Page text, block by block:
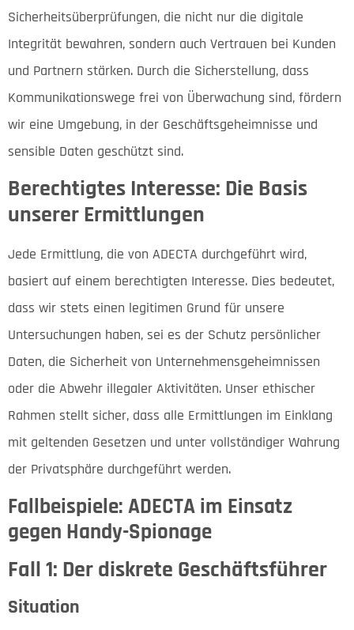
Sicherheitsüberprüfungen, die nicht nur die digitale
Integrität bewahren, sondern auch Vertrauen bei Kunden
und Partnern stärken. Durch die Sicherstellung, dass
Kommunikationswege frei von Überwachung sind, fördern
wir eine Umgebung, in der Geschäftsgeheimnisse und
sensible Daten geschützt sind.
Berechtigtes Interesse: Die Basis
unserer Ermittlungen
Jede Ermittlung, die von ADECTA durchgeführt wird,
basiert auf einem berechtigten Interesse. Dies bedeutet,
dass wir stets einen legitimen Grund für unsere
Untersuchungen haben, sei es der Schutz persönlicher
Daten, die Sicherheit von Unternehmensgeheimnissen
oder die Abwehr illegaler Aktivitäten. Unser ethischer
Rahmen stellt sicher, dass alle Ermittlungen im Einklang
mit geltenden Gesetzen und unter vollständiger Wahrung
der Privatsphäre durchgeführt werden.
Fallbeispiele: ADECTA im Einsatz
gegen Handy-Spionage
Fall 1: Der diskrete Geschäftsführer
Situation